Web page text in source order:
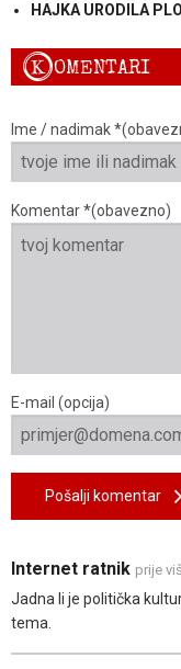
HAJKA URODILA
KOMENTARI
Ime / nadimak
Komentar *(obavezno)
E-mail (opcija)
Pošalji komentar
Internet ratnik prije
Jadna li je politička
tema.